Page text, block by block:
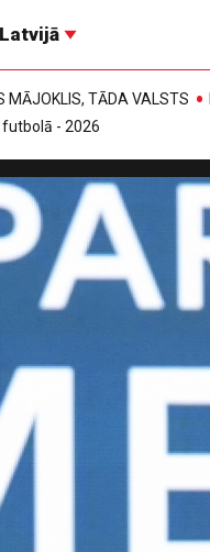
Latvijā
MĀJOKLIS, TĀDA VALSTS
futbolā - 2026